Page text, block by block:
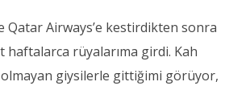
Airways’e kestirdikten sonra
haftalarca rüyalarıma girdi. Kah
giysilerle gittiğimi görüyor,